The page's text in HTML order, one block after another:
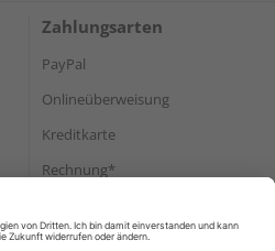
Zahlungsarten
PayPal
Onlineüberweisung
Kreditkarte
Rechnung*
Versand